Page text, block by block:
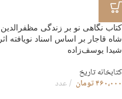
کتاب نگاهی نو بر زندگی مظفرالدین
شاه قاجار بر اساس اسناد نویافته اثر
شیدا یوسف‌زاده
کتابخانه تاریخ
۴۶۰،۰۰۰تومان عدد